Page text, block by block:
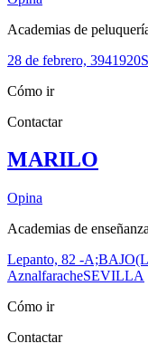
Academias de
28 de febrero, 3941920
Cómo ir
Contactar
MARILO
Opina
Academias de
Lepanto, 82 -
AznalfaracheSEVILLA
Cómo ir
Contactar